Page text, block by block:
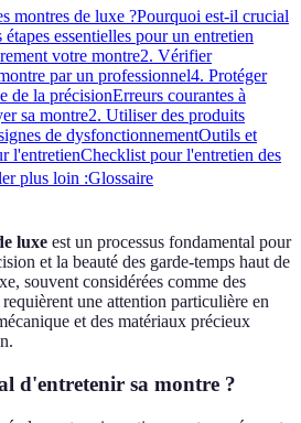
montres de luxe ?Pourquoi est-il crucial
étapes essentielles pour un entretien
votre montre2. Vérifier
par un professionnel4. Protéger
de la précisionErreurs courantes à
sa montre2. Utiliser des produits
de dysfonctionnementOutils et
l'entretienChecklist pour l'entretien des
plus loin :Glossaire
luxe est un processus fondamental pour
et la beauté des garde-temps haut de
souvent considérées comme des
une attention particulière en
et des matériaux précieux
d'entretenir sa montre ?